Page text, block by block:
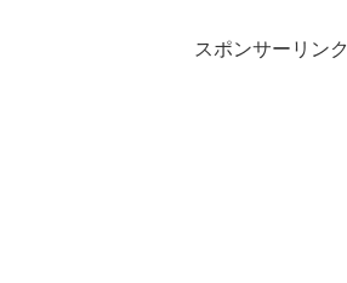
スポンサーリンク